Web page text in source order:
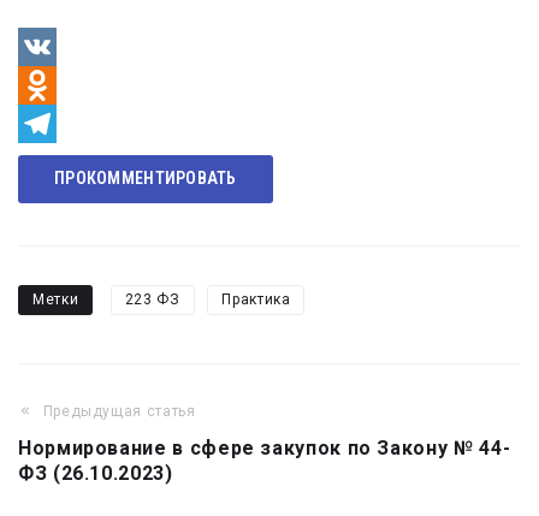
VK
Odnoklassniki
Telegram
ПРОКОММЕНТИРОВАТЬ
Метки 223 ФЗ Практика
Навигация
по
записям
Предыдущая статья
Нормирование в сфере закупок по Закону № 44-
ФЗ (26.10.2023)